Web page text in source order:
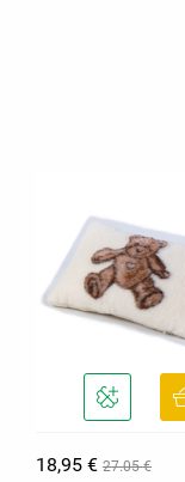
18,95 € 27.05 €